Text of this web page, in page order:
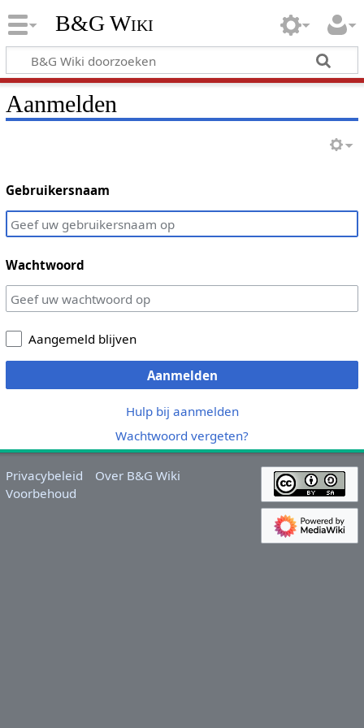
B&G Wiki
Aanmelden
Gebruikersnaam
Wachtwoord
Aangemeld blijven
Aanmelden
Hulp bij aanmelden
Wachtwoord vergeten?
Privacybeleid
Over B&G Wiki
Voorbehoud